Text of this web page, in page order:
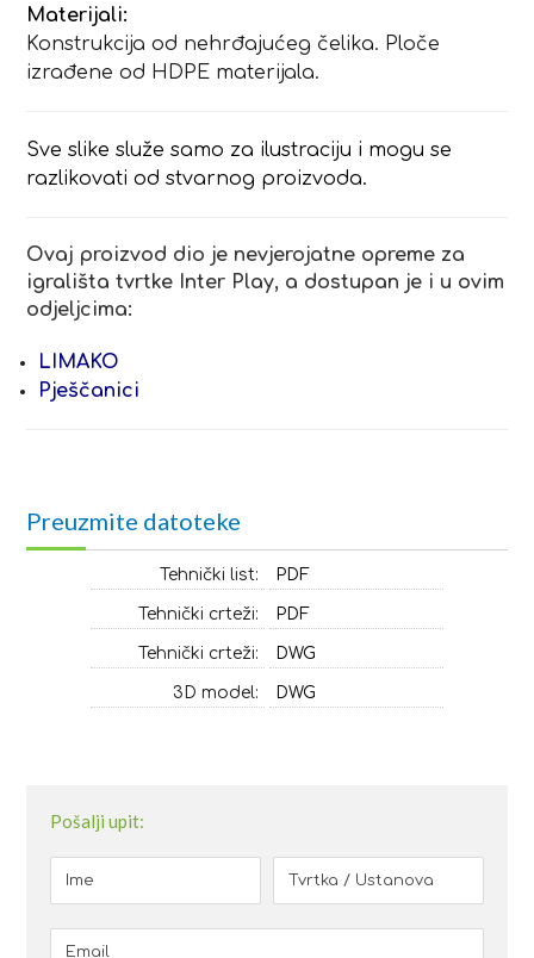
Materijali:
Konstrukcija od nehrđajućeg čelika. Ploče
izrađene od HDPE materijala.
Sve slike služe samo za ilustraciju i mogu se
razlikovati od stvarnog proizvoda.
Ovaj proizvod dio je nevjerojatne opreme za
igrališta tvrtke Inter Play, a dostupan je i u ovim
odjeljcima:
LIMAKO
Pješčanici
Preuzmite datoteke
Tehnički list: PDF
Tehnički crteži: PDF
Tehnički crteži: DWG
3D model: DWG
Pošalji upit: